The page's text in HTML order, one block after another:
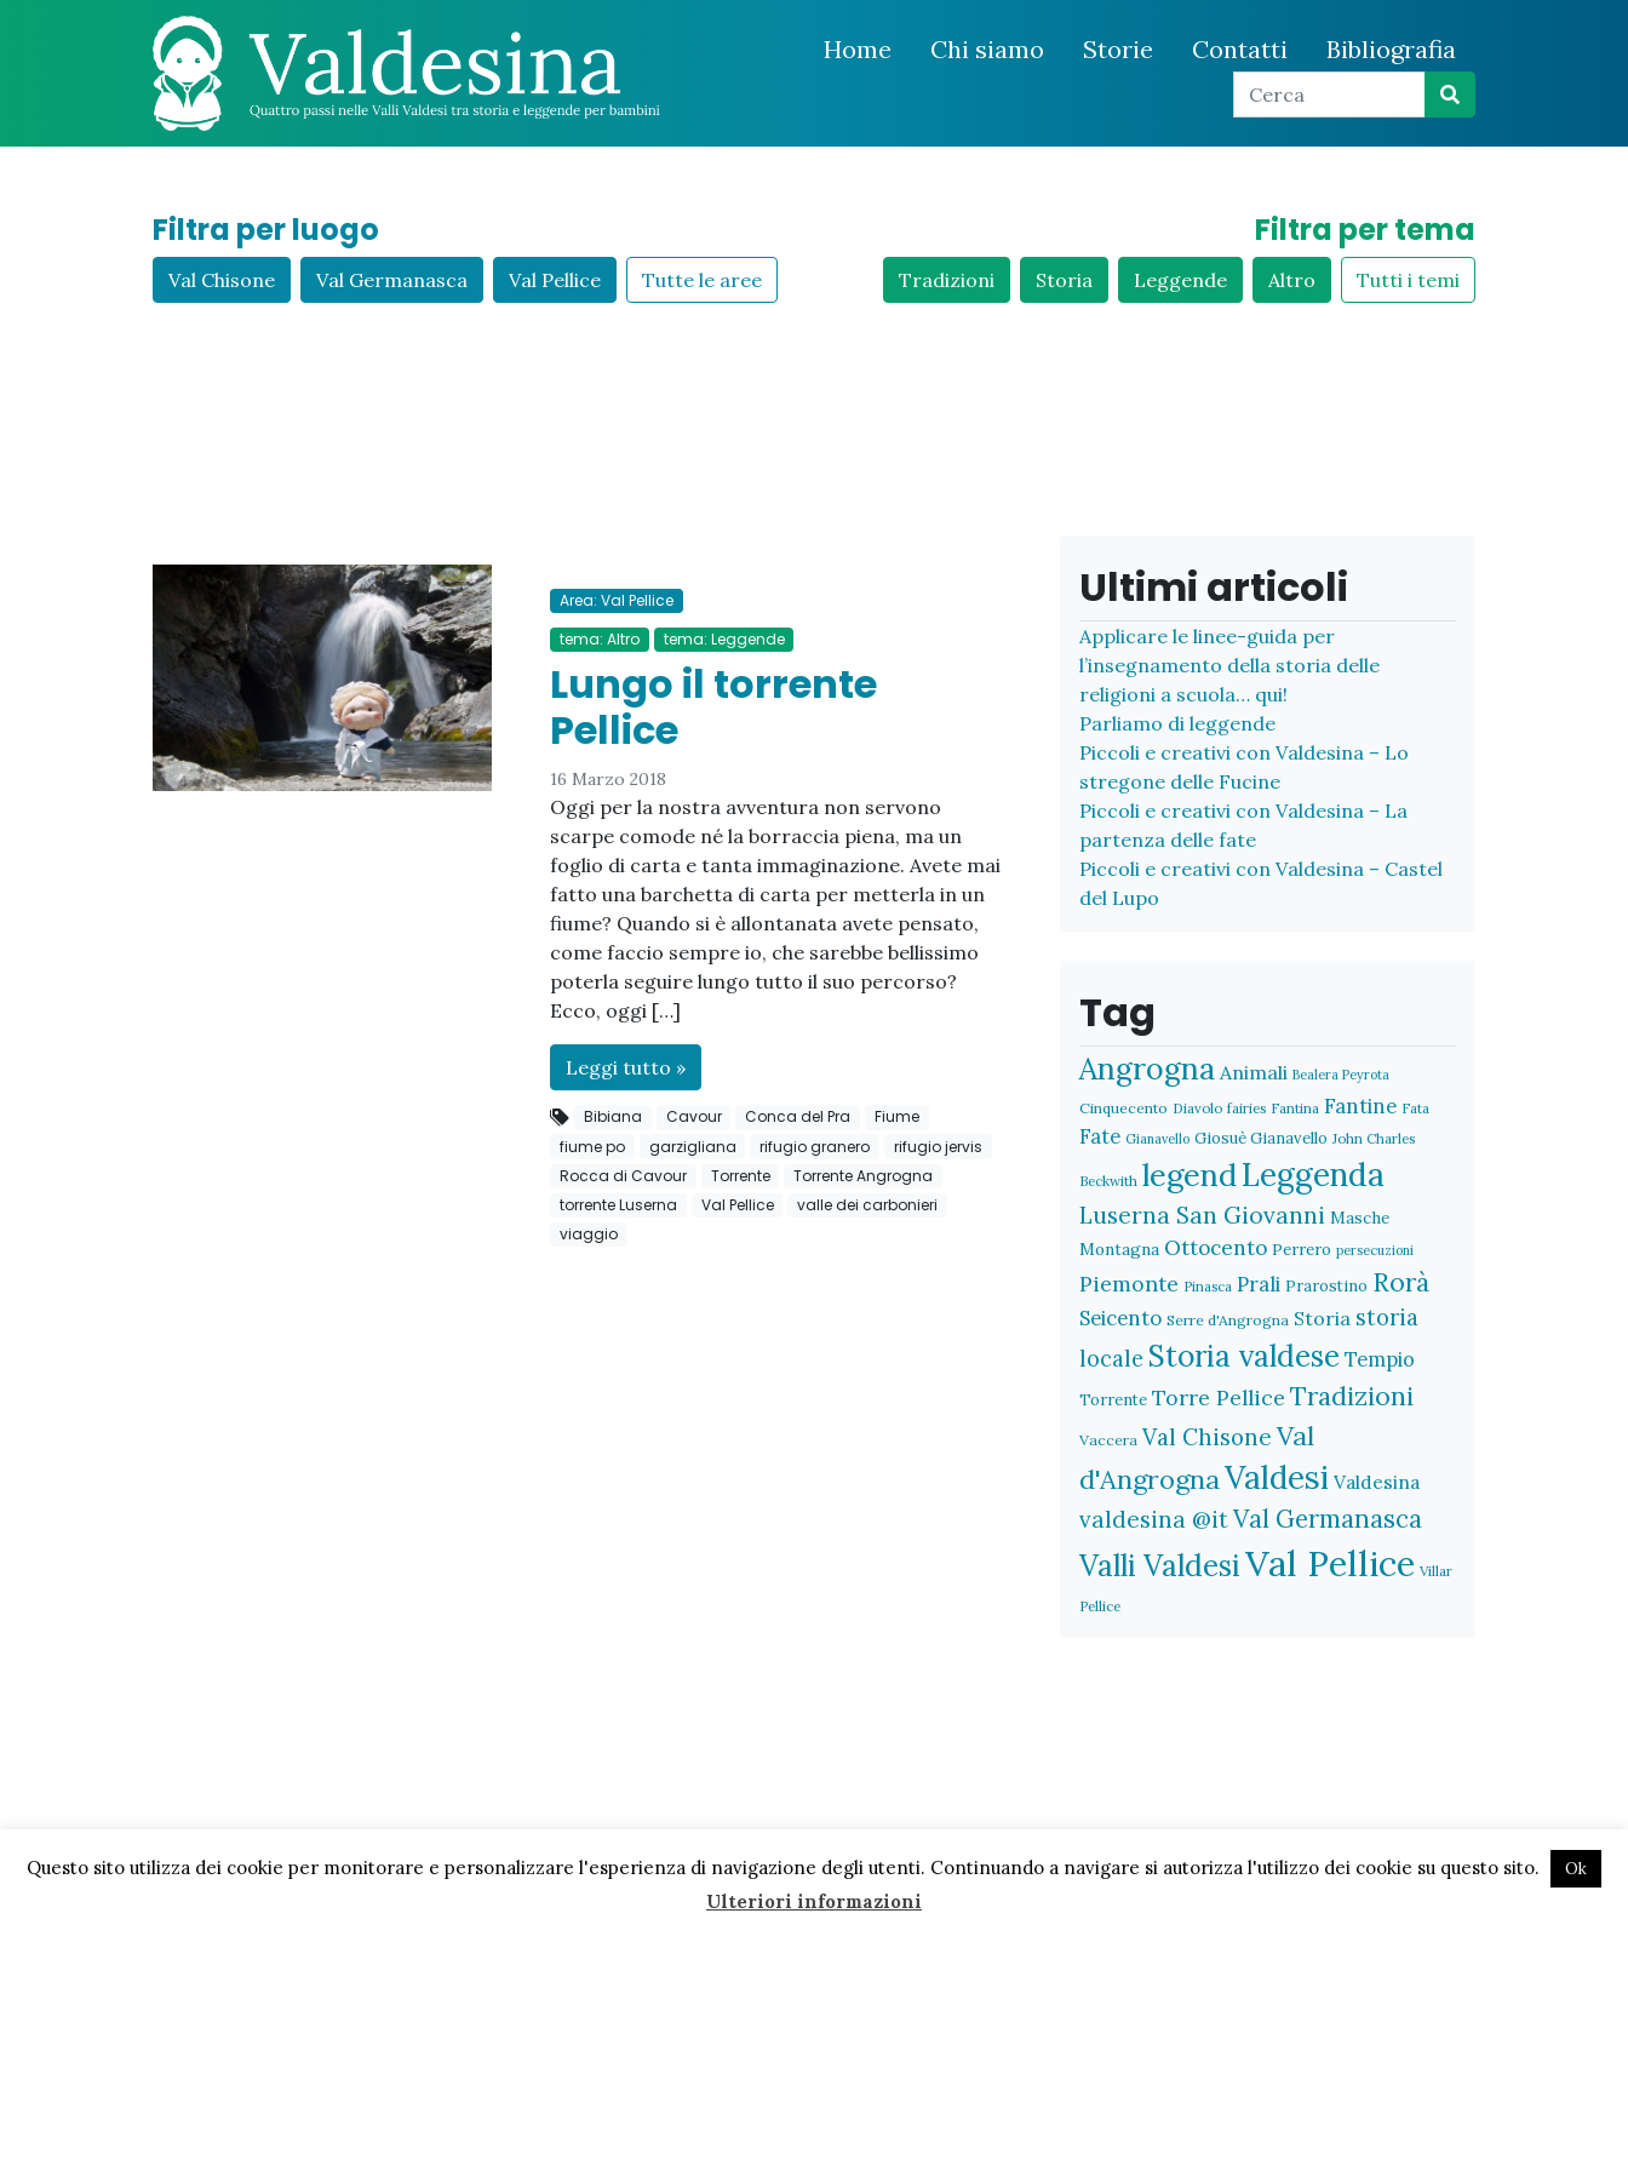
Home Chi siamo Storie Contatti Bibliografia
Filtra per luogo
Val Chisone Val Germanasca Val Pellice Tutte le aree
Filtra per tema
Tradizioni Storia Leggende Altro Tutti i temi
Area: Val Pellice
tema: Altro
tema: Leggende
Lungo il torrente
Pellice
16 Marzo 2018
Oggi per la nostra avventura non servono
scarpe comode né la borraccia piena, ma un
foglio di carta e tanta immaginazione. Avete mai
fatto una barchetta di carta per metterla in un
fiume? Quando si è allontanata avete pensato,
come faccio sempre io, che sarebbe bellissimo
poterla seguire lungo tutto il suo percorso?
Ecco, oggi […]
Leggi tutto »
Bibiana Cavour Conca del Pra
Fiume
fiume po
garzigliana rifugio granero
rifugio jervis
Rocca di Cavour
Torrente
Torrente Angrogna
torrente Luserna
Val Pellice
valle dei carbonieri
viaggio
Ultimi articoli
Applicare le linee-guida per
l’insegnamento della storia delle
religioni a scuola… qui!
Parliamo di leggende
Piccoli e creativi con Valdesina – Lo
stregone delle Fucine
Piccoli e creativi con Valdesina – La
partenza delle fate
Piccoli e creativi con Valdesina – Castel
del Lupo
Tag
Angrogna Animali Bealera Peyrota
Cinquecento Diavolo fairies Fantina Fantine Fata
Fate Gianavello Giosuè Gianavello John Charles
Beckwith legendLeggenda
Luserna San Giovanni Masche
Montagna Ottocento Perrero persecuzioni
Piemonte Pinasca Prali Prarostino Rorà
Seicento Serre d'Angrogna Storia storia
locale Storia valdese Tempio
Torrente Torre Pellice Tradizioni
Vaccera Val Chisone Val
d'AngrognaValdesi Valdesina
valdesina @itVal Germanasca
Valli ValdesiVal Pellice Villar
Pellice
Questo sito utilizza dei cookie per monitorare e personalizzare l'esperienza di navigazione degli utenti. Continuando a navigare si autorizza l'utilizzo dei cookie su questo sito. Ok
Ulteriori informazioni